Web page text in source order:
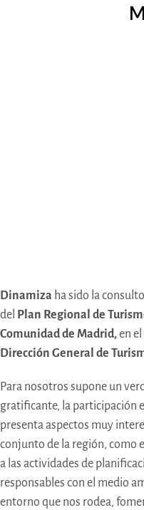
Dinamiza ha sido la
del Plan Regional de
Comunidad de Madrid,en
Dirección General de
Para nosotros supone un
gratificante, la participación
presenta aspectos muy
conjunto de la región, como
a las actividades de
responsables con el medio
entorno que nos rodea,